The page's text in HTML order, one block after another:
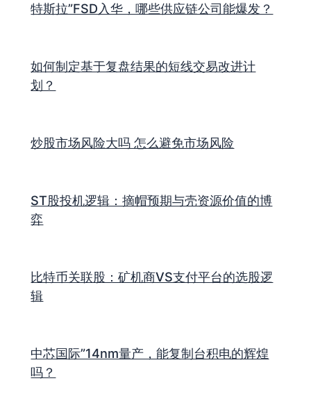
特斯拉”FSD入华，哪些供应链公司能爆发？
如何制定基于复盘结果的短线交易改进计
划？
炒股市场风险大吗 怎么避免市场风险
ST股投机逻辑：摘帽预期与壳资源价值的博
弈
比特币关联股：矿机商VS支付平台的选股逻
辑
中芯国际”14nm量产，能复制台积电的辉煌
吗？